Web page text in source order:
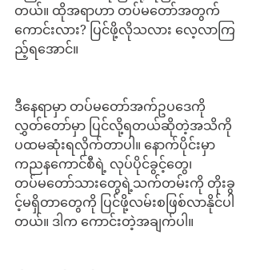
တယ်။ ထိုအရာဟာ တပ်မတော်အတွက်
ကောင်းလား? ပြင်ဖို့လိုသလား လေ့လာကြ
ည့်ရအောင်။
ဒီနေရာမှာ တပ်မတော်အက်ဥပဒေကို
လွှတ်တော်မှာ ပြင်လို့ရတယ်ဆိုတဲ့အသိကို
ပထမဆုံးရလိုက်တာပါ။ နောက်ပိုင်းမှာ
ကညနကောင်စီရဲ့ လုပ်ပိုင်ခွင့်တွေ၊
တပ်မတော်သားတွေရဲ့သက်တမ်းကို တိုးခွ
င့်မရှိတာတွေကို ပြင်ဖို့လမ်းစဖြစ်လာနိုင်ပါ
တယ်။ ဒါက ကောင်းတဲ့အချက်ပါ။